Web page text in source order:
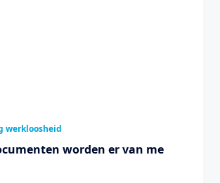
werkloosheid
worden er van me